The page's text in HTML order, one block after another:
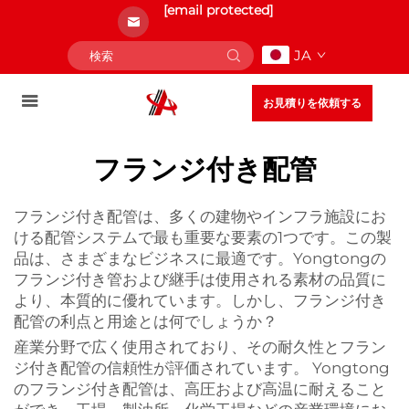
[email protected]
JA
お見積りを依頼する
フランジ付き配管
フランジ付き配管は、多くの建物やインフラ施設にお
ける配管システムで最も重要な要素の1つです。この製
品は、さまざまなビジネスに最適です。Yongtongの
フランジ付き管および継手は使用される素材の品質に
より、本質的に優れています。しかし、フランジ付き
配管の利点と用途とは何でしょうか？
産業分野で広く使用されており、その耐久性とフラン
ジ付き配管の信頼性が評価されています。 Yongtong
のフランジ付き配管は、高圧および高温に耐えること